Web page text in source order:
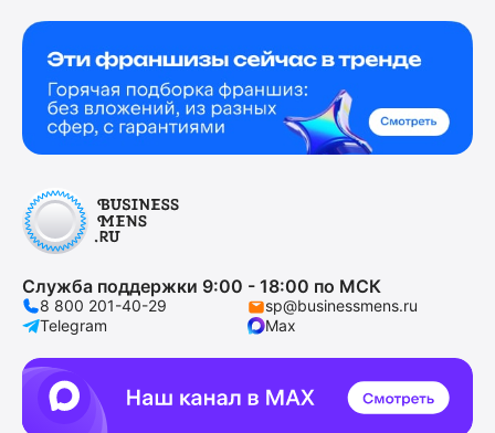
Служба поддержки 9:00 - 18:00 по МСК
8 800 201-40-29
sp@businessmens.ru
Telegram
Max